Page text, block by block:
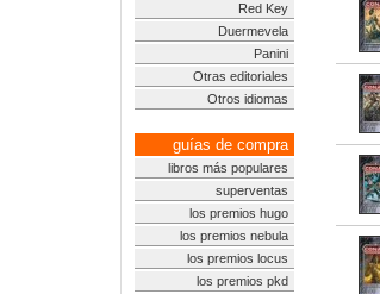
Red Key
Duermevela
Panini
Otras editoriales
Otros idiomas
guías de compra
libros más populares
superventas
los premios hugo
los premios nebula
los premios locus
los premios pkd